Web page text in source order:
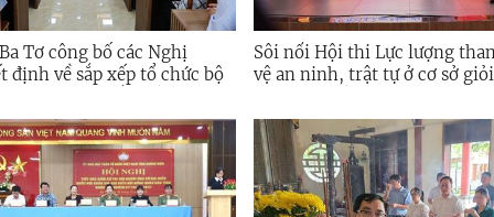
Tơ công bố các Nghị
định về sắp xếp tổ chức bộ
Sôi nổi Hội thi Lực lượng
vệ an ninh, trật tự ở cơ sở